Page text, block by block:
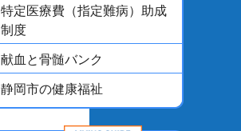
特定医療費（指定難病）助成
制度
献血と骨髄バンク
静岡市の健康福祉